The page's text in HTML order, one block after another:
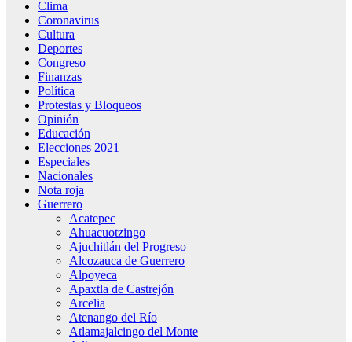
Clima
Coronavirus
Cultura
Deportes
Congreso
Finanzas
Política
Protestas y Bloqueos
Opinión
Educación
Elecciones 2021
Especiales
Nacionales
Nota roja
Guerrero
Acatepec
Ahuacuotzingo
Ajuchitlán del Progreso
Alcozauca de Guerrero
Alpoyeca
Apaxtla de Castrejón
Arcelia
Atenango del Río
Atlamajalcingo del Monte